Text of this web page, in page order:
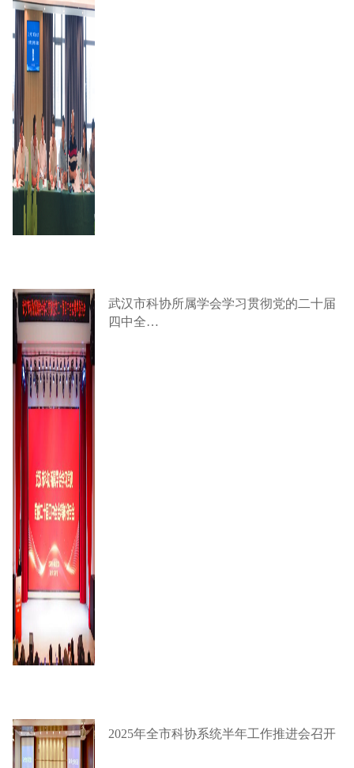
武汉市科协所属学会学习贯彻党的二十届
四中全…
2025年全市科协系统半年工作推进会召开